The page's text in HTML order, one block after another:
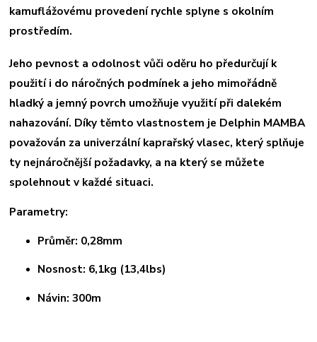
kamuflážovému provedení rychle splyne s okolním
prostředím.
Jeho pevnost a odolnost vůči oděru ho předurčují k
použití i do náročných podmínek a jeho mimořádně
hladký a jemný povrch umožňuje využití při dalekém
nahazování. Díky těmto vlastnostem je Delphin MAMBA
považován za univerzální kaprařský vlasec, který splňuje
ty nejnáročnější požadavky, a na který se můžete
spolehnout v každé situaci.
Parametry:
Průměr: 0,28mm
Nosnost: 6,1kg (13,4lbs)
Návin: 300m